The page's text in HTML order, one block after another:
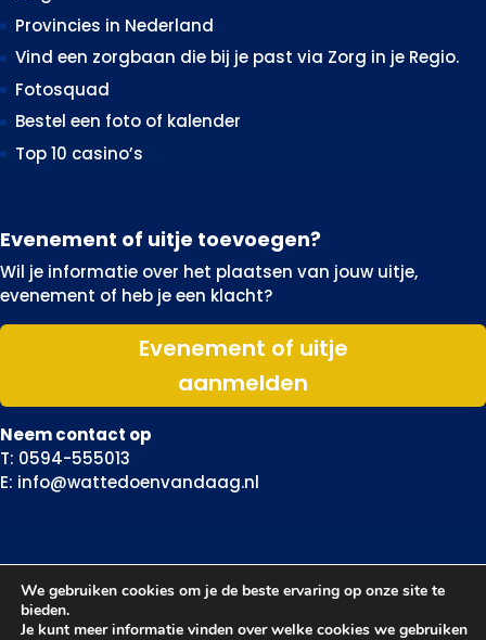
Provincies in Nederland
Vind een zorgbaan die bij je past via Zorg in je Regio.
Fotosquad
Bestel een foto of kalender
Top 10 casino’s
Evenement of uitje toevoegen?
Wil je informatie over het plaatsen van jouw uitje,
evenement of heb je een klacht?
Evenement of uitje
aanmelden
Neem contact op
T: 0594-555013
E: info@wattedoenvandaag.nl
We gebruiken cookies om je de beste ervaring op onze site te
bieden.
Je kunt meer informatie vinden over welke cookies we gebruiken